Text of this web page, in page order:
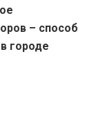
– способ
городе